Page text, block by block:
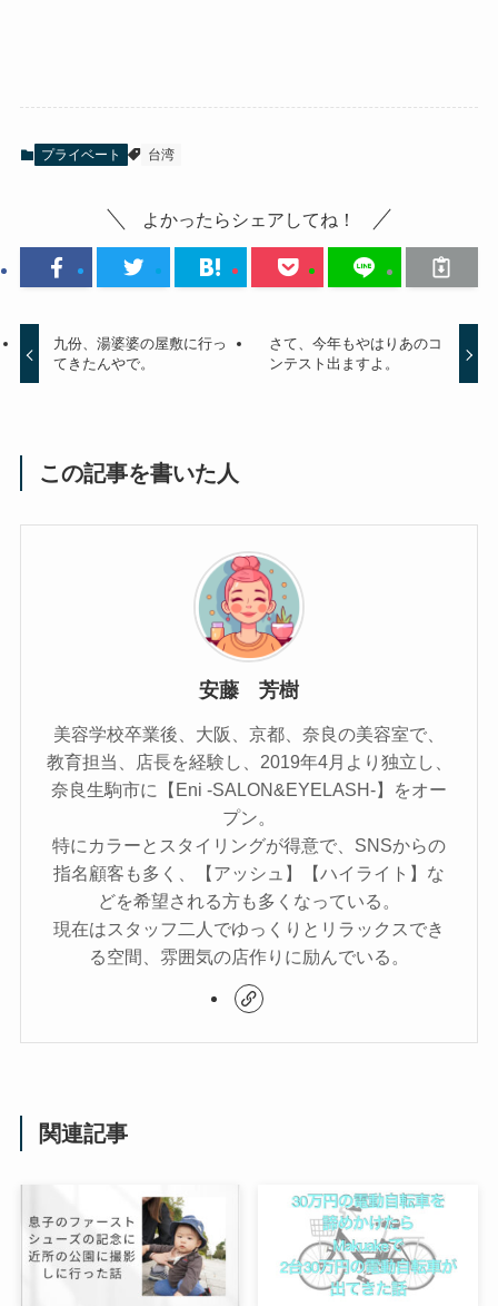
プライベート 台湾
よかったらシェアしてね！
九份、湯婆婆の屋敷に行っ
てきたんやで。
さて、今年もやはりあのコ
ンテスト出ますよ。
この記事を書いた人
安藤 芳樹
美容学校卒業後、大阪、京都、奈良の美容室で、
教育担当、店長を経験し、2019年4月より独立し、
奈良生駒市に【Eni -SALON&EYELASH-】をオー
プン。
特にカラーとスタイリングが得意で、SNSからの
指名顧客も多く、【アッシュ】【ハイライト】な
どを希望される方も多くなっている。
現在はスタッフ二人でゆっくりとリラックスでき
る空間、雰囲気の店作りに励んでいる。
関連記事